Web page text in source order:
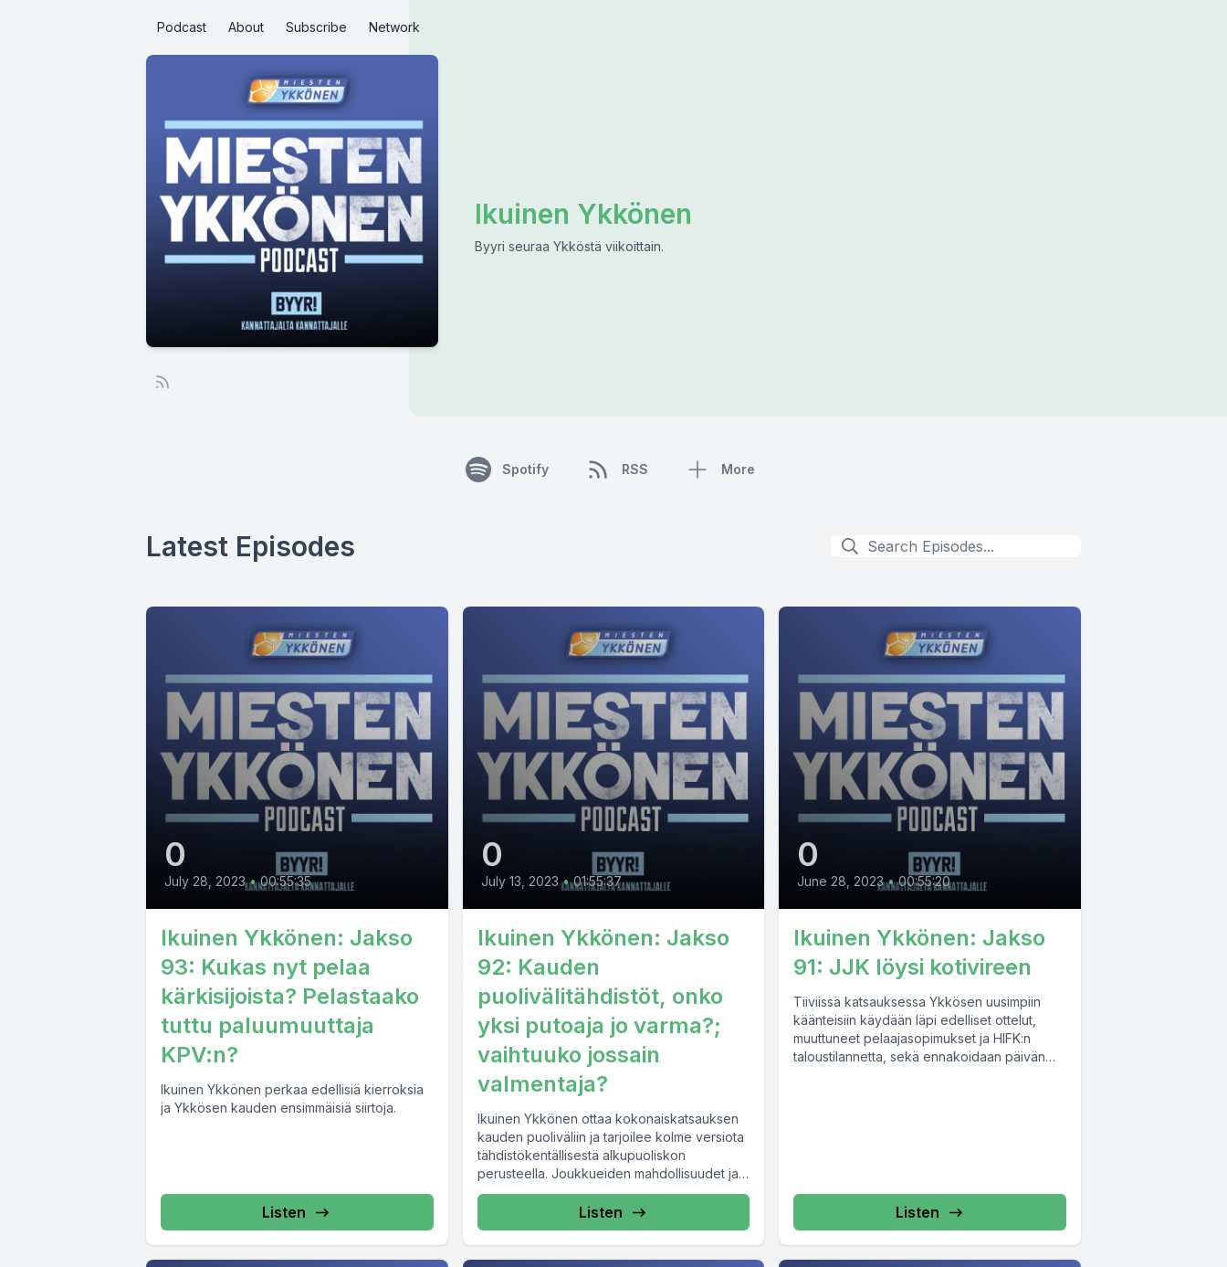
Podcast About Subscribe Network
Ikuinen Ykkönen
Byyri seuraa Ykköstä viikoittain.
Spotify RSS More
Latest Episodes
0
July 28, 2023 • 00:55:35
Ikuinen Ykkönen: Jakso
93: Kukas nyt pelaa
kärkisijoista? Pelastaako
tuttu paluumuuttaja
KPV:n?
Ikuinen Ykkönen perkaa edellisiä kierroksia
ja Ykkösen kauden ensimmäisiä siirtoja.
Listen
0
July 13, 2023 • 01:55:37
Ikuinen Ykkönen: Jakso
92: Kauden
puolivälitähdistöt, onko
yksi putoaja jo varma?;
vaihtuuko jossain
valmentaja?
Ikuinen Ykkönen ottaa kokonaiskatsauksen
kauden puoliväliin ja tarjoilee kolme versiota
tähdistökentällisestä alkupuoliskon
perusteella. Joukkueiden mahdollisuudet ja
tavoitteet loppukauden ovat syynissä. Voiko
joku nousta haastamaan...
Listen
0
June 28, 2023 • 00:55:20
Ikuinen Ykkönen: Jakso
91: JJK löysi kotivireen
Tiiviissä katsauksessa Ykkösen uusimpiin
käänteisiin käydään läpi edelliset ottelut,
muuttuneet pelaajasopimukset ja HIFK:n
taloustilannetta, sekä ennakoidaan päivän
Listen